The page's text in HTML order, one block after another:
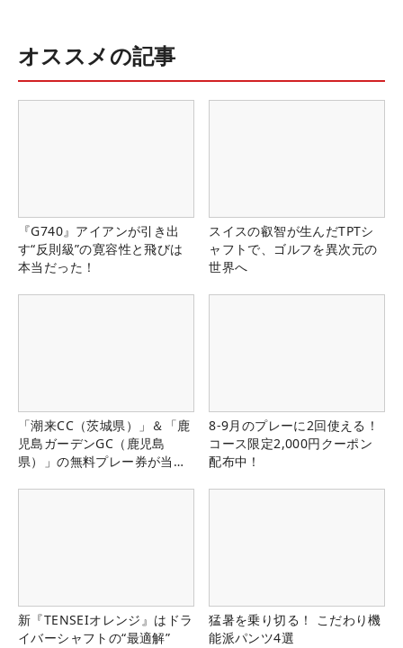
オススメの記事
『G740』アイアンが引き出
す“反則級”の寛容性と飛びは
本当だった！
スイスの叡智が生んだTPTシ
ャフトで、ゴルフを異次元の
世界へ
「潮来CC（茨城県）」＆「鹿
児島ガーデンGC（鹿児島
県）」の無料プレー券が当た
8-9月のプレーに2回使える！
コース限定2,000円クーポン
配布中！
新『TENSEIオレンジ』はドラ
イバーシャフトの“最適解”
猛暑を乗り切る！ こだわり機
能派パンツ4選